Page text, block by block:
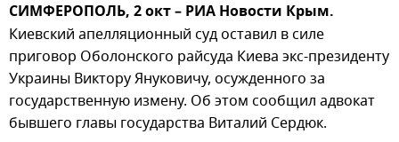
СИМФЕРОПОЛЬ, 2 окт – РИА Новости Крым.
Киевский апелляционный суд оставил в силе
приговор Оболонского райсуда Киева экс-президенту
Украины Виктору Януковичу, осужденного за
государственную измену. Об этом сообщил адвокат
бывшего главы государства Виталий Сердюк.